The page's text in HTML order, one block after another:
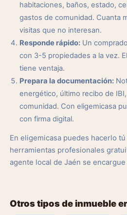
habitaciones, baños, estado,
gastos de comunidad. Cuanta
visitas que no interesan.
Responde rápido: Un
con 3-5 propiedades a la vez.
tiene ventaja.
Prepara la documentación:
energético, último recibo de
comunidad. Con eligemicasa
con firma digital.
En eligemicasa puedes hacerlo
herramientas profesionales
agente local de Jaén se
Otros tipos de inmueble